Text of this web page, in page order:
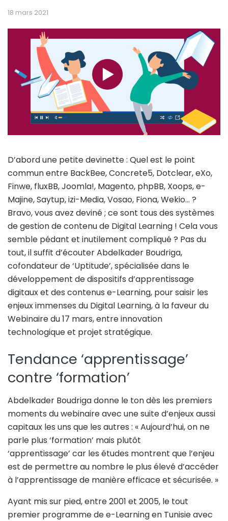
18 mars 2021
D’abord une petite devinette : Quel est le point
commun entre BackBee, Concrete5, Dotclear, eXo,
Finwe, fluxBB, Joomla!, Magento, phpBB, Xoops, e-
Majine, Saytup, izi-Media, Vosao, Fiona, Wekio… ?
Bravo, vous avez deviné ; ce sont tous des systèmes
de gestion de contenu de Digital Learning ! Cela vous
semble pédant et inutilement compliqué ? Pas du
tout, il suffit d’écouter Abdelkader Boudriga,
cofondateur de ‘Uptitude’, spécialisée dans le
développement de dispositifs d’apprentissage
digitaux et des contenus e-Learning, pour saisir les
enjeux immenses du Digital Learning, à la faveur du
Webinaire du 17 mars, entre innovation
technologique et projet stratégique.
Tendance ‘apprentissage’
contre ‘formation’
Abdelkader Boudriga donne le ton dès les premiers
moments du webinaire avec une suite d’enjeux aussi
capitaux les uns que les autres : « Aujourd’hui, on ne
parle plus ‘formation’ mais plutôt
‘apprentissage’ car les études montrent que l’enjeu
est de permettre au nombre le plus élevé d’accéder
à l’apprentissage de manière efficace et sécurisée. »
Ayant mis sur pied, entre 2001 et 2005, le tout
premier programme de e-Learning en Tunisie avec